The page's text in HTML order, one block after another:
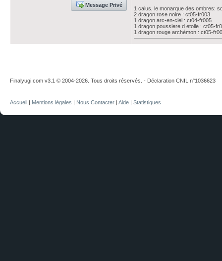
Message Privé
1 caius, le monarque des ombres:
2 dragon rose noire : ct05-fr003
1 dragon arc-en-ciel : ct04-fr005
1 dragon poussiere d etoile : ct05-
1 dragon rouge archémon : ct05-
Finalyugi.com v3.1 © 2004-2026. Tous droits réservés. - Déclaration CNIL n°1036623
Accueil | Mentions légales | Nous Contacter | Aide | Statistiques